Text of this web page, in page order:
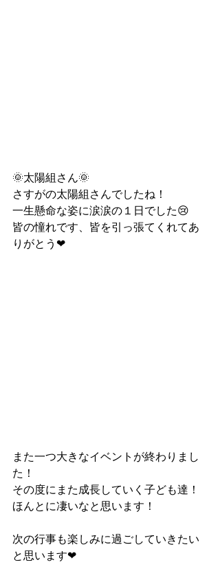
🌞太陽組さん🌞
さすがの太陽組さんでしたね！
一生懸命な姿に涙涙の１日でした😢
皆の憧れです、皆を引っ張てくれてあ
りがとう❤
また一つ大きなイベントが終わりまし
た！
その度にまた成長していく子ども達！
ほんとに凄いなと思います！
次の行事も楽しみに過ごしていきたい
と思います❤